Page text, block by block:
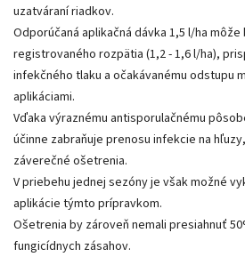
uzatváraní riadkov.
Odporúčaná aplikačná dávka 1,5 l/ha
registrovaného rozpätia (1,2 - 1,6 l/ha),
infekčného tlaku a očakávanému odstupu
aplikáciami.
Vďaka výraznému antisporulačnému
účinne zabraňuje prenosu infekcie na
záverečné ošetrenia.
V priebehu jednej sezóny je však možné
aplikácie týmto prípravkom.
Ošetrenia by zároveň nemali presiahnuť
fungicídnych zásahov.